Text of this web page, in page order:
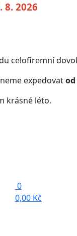
8. 2026
celofiremní
expedovatod
krásné léto.
0
0,00 Kč